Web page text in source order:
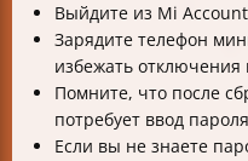
Выйдите из Mi
Зарядите телефон
избежать
Помните, что после
потребует ввод
Если вы не знаете